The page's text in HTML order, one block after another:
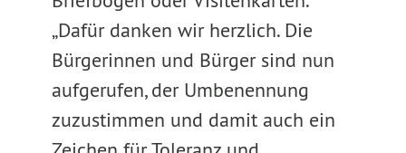
„Dafür danken wir herzlich. Die
Bürgerinnen und Bürger sind nun
aufgerufen, der Umbenennung
zuzustimmen und damit auch ein